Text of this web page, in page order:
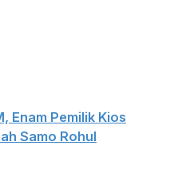
Enam Pemilik Kios
Samo Rohul